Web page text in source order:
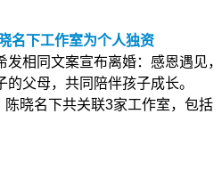
名下工作室为个人独资
相同文案宣布离婚：感恩遇见，
父母，共同陪伴孩子成长。
晓名下共关联3家工作室，包括